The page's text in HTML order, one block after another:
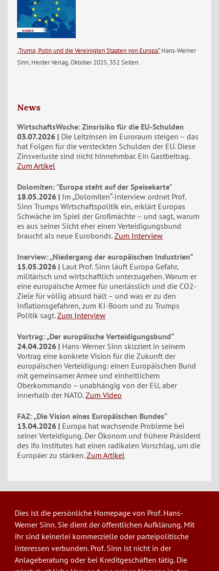
„Trump, Putin und die Vereinigten Staaten von Europa“, Hans-Werner
Sinn, Herder Verlag, Oktober 2025, 352 Seiten.
News
WirtschaftsWoche: Zinsrisiko für die EU-Schulden
03.07.2026
Die Leitzinsen im Euroraum steigen – das
hat Folgen für die versteckten Schulden der EU. Diese
Zinsverluste sind nicht hinnehmbar. Ein Gastbeitrag.
Zum Artikel
Dolomiten: "Europa steht auf der Speisekarte"
18.05.2026
Im „Dolomiten“-Interview ordnet Prof.
Sinn Trumps Wirtschaftspolitik ein, erklärt Europas
Schwäche im Spiel der Großmächte – und sagt, warum
es aus seiner Sicht eher einen Verteidigungsbund
braucht als neue Eurobonds. Zum Interview
Inerview: „Niedergang der europäischen Industrien“
15.05.2026
Laut Prof. Sinn läuft Europa Gefahr,
militärisch und wirtschaftlich unterzugehen. Warum er
eine europäische Armee für unerlässlich und die CO2-
Ziele für völlig absurd hält – und was er zu den
Inflationsgefahren, zum KI-Boom und zu Trumps
Politik sagt. Zum Interview
Vortrag: „Der europäische Verteidigungsbund“
24.04.2026
Hans-Werner Sinn skizziert in seinem
Vortrag eine konkrete Vision für die Zukunft der
europäischen Verteidigung: einen Europäischen Bund
mit gemeinsamer Armee und einheitlichem
Oberkommando – unabhängig von der EU, aber
innerhalb der NATO. Zum Video
FAZ: „Die Vision eines Europäischen Bundes“
13.04.2026
Europa hat wachsende Probleme bei
seiner Verteidigung. Der Ökonom und frühere Präsident
des ifo Institutes hat einen radikalen Vorschlag, um die
Europäer zu stärken. Zum Artikel
Dies ist die persönliche Homepage von Prof. Hans-
Werner Sinn. Sie dient der öffentlichen Aufklärung. Mit
ihr sind keinerlei kommerzielle oder parteipolitische
Interessen verbunden. Prof. Sinn ist nicht in der
Anlageberatung oder bei Kreditgeschäften tätig. Die